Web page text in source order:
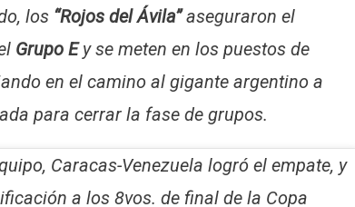
los “Rojos del Ávila”aseguraron el
Grupo Ey se meten en los puestos de
en el camino al gigante argentino a
para cerrar la fase de grupos.
Caracas-Venezuela logró el empate, y
a los 8vos. de final de la Copa